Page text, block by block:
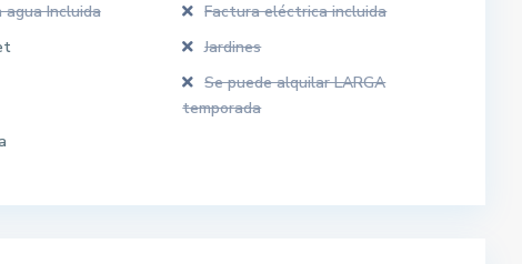
agua Incluida
Factura eléctrica incluida
Jardines
Se puede alquilar LARGA
temporada